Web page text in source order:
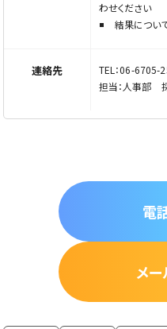
わせください
結果につい
連絡先
TEL：06-6705-
担当：人事部
電
メ